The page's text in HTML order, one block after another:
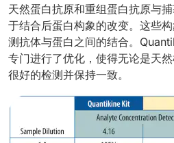
天然蛋白抗原和重组蛋白抗原与
于结合后蛋白构象的改变。这些
测抗体与蛋白之间的结合。
专门进行了优化，使得无论是天
很好的检测并保持一致。